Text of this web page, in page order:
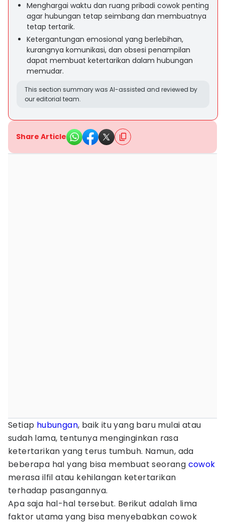
Menghargai waktu dan ruang pribadi cowok penting
agar hubungan tetap seimbang dan membuatnya
tetap tertarik.
Ketergantungan emosional yang berlebihan,
kurangnya komunikasi, dan obsesi penampilan
dapat membuat ketertarikan dalam hubungan
memudar.
This section summary was AI-assisted and reviewed by
our editorial team.
Share Article
Setiap hubungan, baik itu yang baru mulai atau
sudah lama, tentunya menginginkan rasa
ketertarikan yang terus tumbuh. Namun, ada
beberapa hal yang bisa membuat seorang cowok
merasa ilfil atau kehilangan ketertarikan
terhadap pasangannya.
Apa saja hal-hal tersebut. Berikut adalah lima
faktor utama yang bisa menyebabkan cowok